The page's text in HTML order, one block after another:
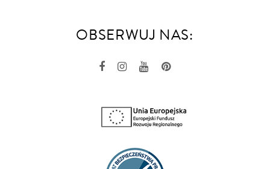
OBSERWUJ NAS: